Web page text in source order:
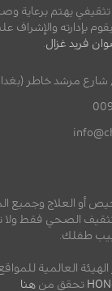
يهتم برعاية
بإدارته والإشراف
فريد غزال
مرشد خاطر
أو العلاج وجميع
الصحي فقط ولا
طفلك.
العالمية
تحقق من هنا